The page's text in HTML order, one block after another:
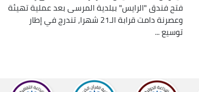
فتح فندق "الرايس" ببلدية المرسى بعد عملية تهيئة
وعصرنة دامت قرابة الـ21 شهرا، تندرج في إطار
توسيع ...